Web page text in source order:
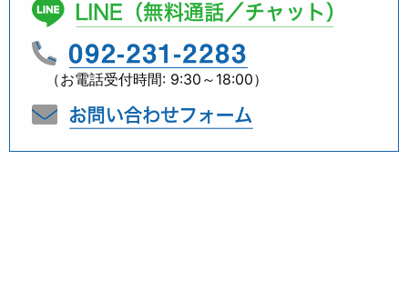
（お電話受付時間: 9:30～18:00）